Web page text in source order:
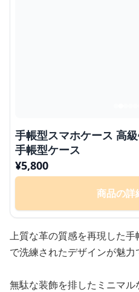
手帳型スマホケース 高
手帳型ケース
¥5,800
商品の詳
上質な革の質感を再現した
で洗練されたデザインが魅力
無駄な装飾を排したミニマ